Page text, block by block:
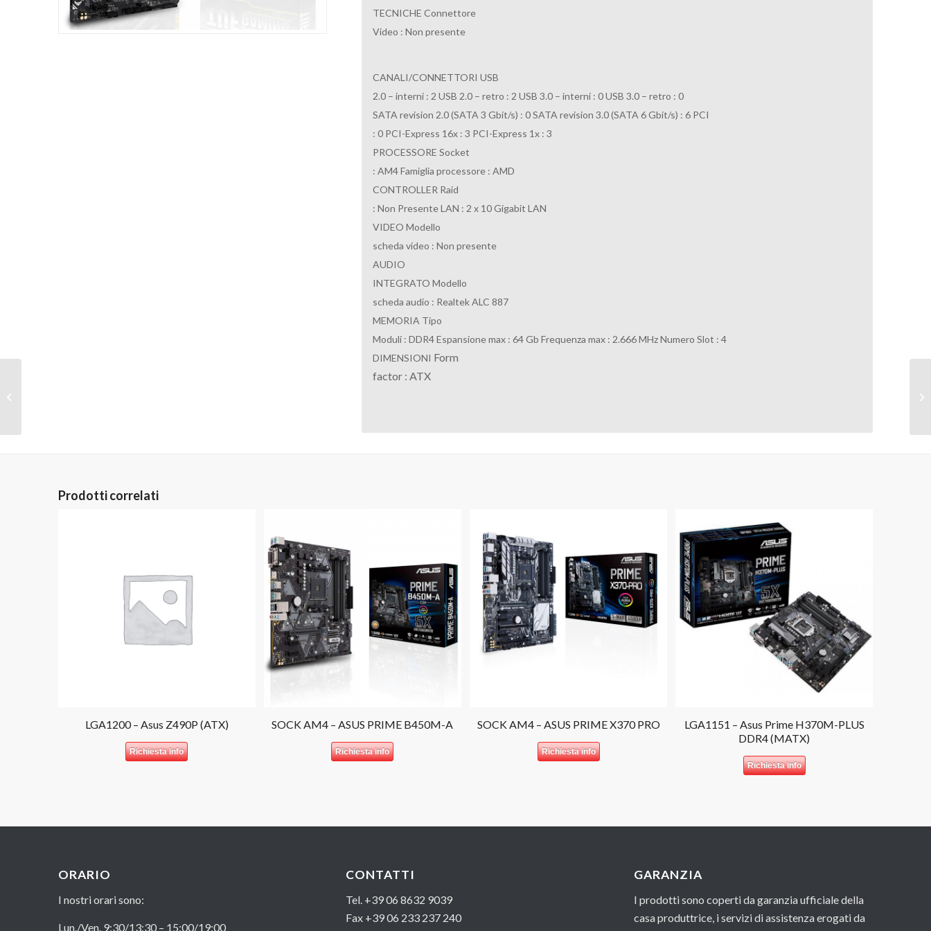
TECNICHE Connettore
Video : Non presente
CANALI/CONNETTORI USB
2.0 – interni : 2 USB 2.0 – retro : 2 USB 3.0 – interni : 0 USB 3.0 – retro : 0
SATA revision 2.0 (SATA 3 Gbit/s) : 0 SATA revision 3.0 (SATA 6 Gbit/s) : 6 PCI
: 0 PCI-Express 16x : 3 PCI-Express 1x : 3
PROCESSORE Socket
: AM4 Famiglia processore : AMD
CONTROLLER Raid
: Non Presente LAN : 2 x 10 Gigabit LAN
VIDEO Modello
scheda video : Non presente
AUDIO
INTEGRATO Modello
scheda audio : Realtek ALC 887
MEMORIA Tipo
Moduli : DDR4 Espansione max : 64 Gb Frequenza max : 2.666 MHz Numero Slot : 4
DIMENSIONI Form
factor : ATX
Prodotti correlati
LGA1200 – Asus Z490P (ATX)
Richiesta info
SOCK AM4 – ASUS PRIME B450M-A
Richiesta info
SOCK AM4 – ASUS PRIME X370 PRO
Richiesta info
LGA1151 – Asus Prime H370M-PLUS
DDR4 (MATX)
Richiesta info
ORARIO
I nostri orari sono:
Lun./Ven. 9:30/13:30 – 15:00/19:00
CONTATTI
Tel. +39 06 8632 9039
Fax +39 06 233 237 240
GARANZIA
I prodotti sono coperti da garanzia ufficiale della
casa produttrice, i servizi di assistenza erogati da